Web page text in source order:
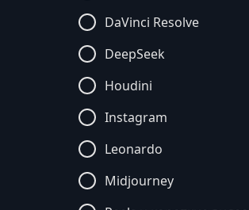
DaVinci Resolve
DeepSeek
Houdini
Instagram
Leonardo
Midjourney